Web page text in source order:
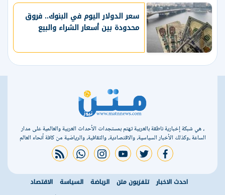
سعر الدولار اليوم في البنوك.. فروق
محدودة بين أسعار الشراء والبيع
، هي شبكة إخبارية ناطقة بالعربية تهتم بمستجدات الأحداث العربية والعالمية على مدار
الساعة ،وكذلك الأخبار السياسية، والاقتصادية، والثقافية، والرياضية من كافة أنحاء العالم
facebook
twitter
youtube
instagram
whatsapp
rss feed
احدث الاخبار تلفزيون متن الرياضة السياسة
الاقتصاد